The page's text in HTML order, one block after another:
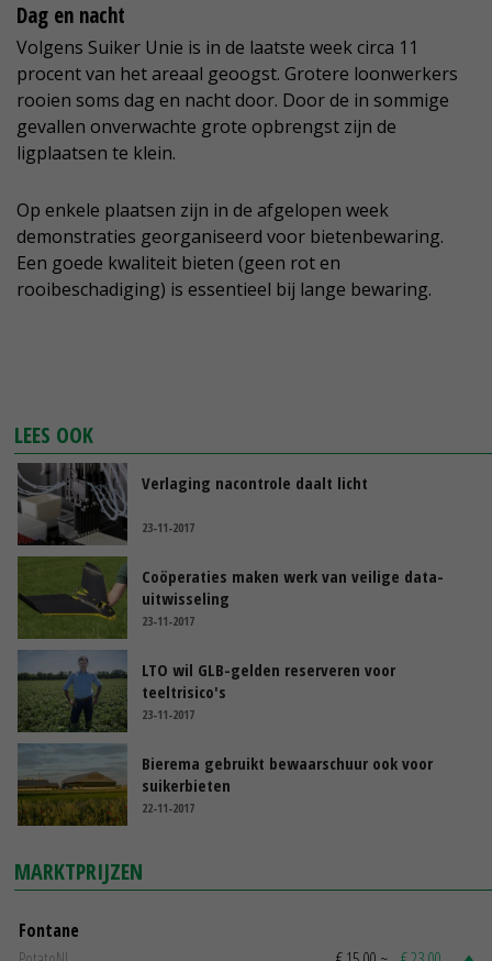
Dag en nacht
Volgens Suiker Unie is in de laatste week circa 11
procent van het areaal geoogst. Grotere loonwerkers
rooien soms dag en nacht door. Door de in sommige
gevallen onverwachte grote opbrengst zijn de
ligplaatsen te klein.
Op enkele plaatsen zijn in de afgelopen week
demonstraties georganiseerd voor bietenbewaring.
Een goede kwaliteit bieten (geen rot en
rooibeschadiging) is essentieel bij lange bewaring.
LEES OOK
Verlaging nacontrole daalt licht
23-11-2017
Coöperaties maken werk van veilige data-
uitwisseling
23-11-2017
LTO wil GLB-gelden reserveren voor
teeltrisico's
23-11-2017
Bierema gebruikt bewaarschuur ook voor
suikerbieten
22-11-2017
MARKTPRIJZEN
Fontane